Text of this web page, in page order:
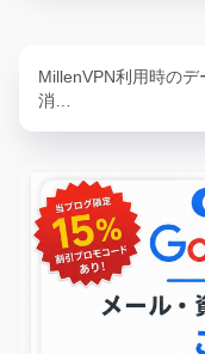
MillenVPN利用時の
消…